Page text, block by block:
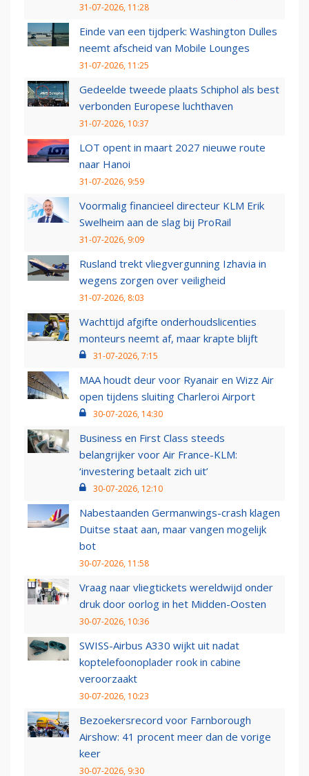
31-07-2026, 11:28
Einde van een tijdperk: Washington Dulles
neemt afscheid van Mobile Lounges
31-07-2026, 11:25
Gedeelde tweede plaats Schiphol als best
verbonden Europese luchthaven
31-07-2026, 10:37
LOT opent in maart 2027 nieuwe route
naar Hanoi
31-07-2026, 9:59
Voormalig financieel directeur KLM Erik
Swelheim aan de slag bij ProRail
31-07-2026, 9:09
Rusland trekt vliegvergunning Izhavia in
wegens zorgen over veiligheid
31-07-2026, 8:03
Wachttijd afgifte onderhoudslicenties
monteurs neemt af, maar krapte blijft
31-07-2026, 7:15
MAA houdt deur voor Ryanair en Wizz Air
open tijdens sluiting Charleroi Airport
30-07-2026, 14:30
Business en First Class steeds
belangrijker voor Air France-KLM:
‘investering betaalt zich uit’
30-07-2026, 12:10
Nabestaanden Germanwings-crash klagen
Duitse staat aan, maar vangen mogelijk
bot
30-07-2026, 11:58
Vraag naar vliegtickets wereldwijd onder
druk door oorlog in het Midden-Oosten
30-07-2026, 10:36
SWISS-Airbus A330 wijkt uit nadat
koptelefoonoplader rook in cabine
veroorzaakt
30-07-2026, 10:23
Bezoekersrecord voor Farnborough
Airshow: 41 procent meer dan de vorige
keer
30-07-2026, 9:30